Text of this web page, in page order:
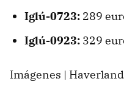
Iglú-0723: 289
Iglú-0923: 329
Imágenes | Haverland